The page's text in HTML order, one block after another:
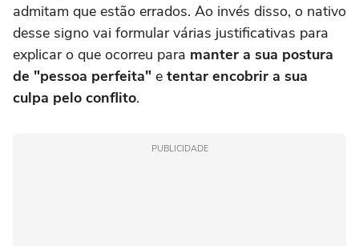
admitam que estão errados. Ao invés disso, o nativo
desse signo vai formular várias justificativas para
explicar o que ocorreu para manter a sua postura
de "pessoa perfeita" e tentar encobrir a sua
culpa pelo conflito.
PUBLICIDADE